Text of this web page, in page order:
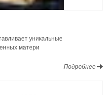
уникальные
матери
Подробнее